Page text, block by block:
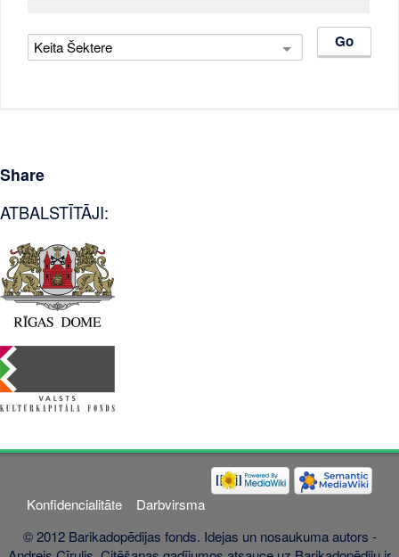
Share
ATBALSTĪTĀJI:
Konfidencialitāte
Darbvirsma
© 2012 Barikadopēdijas fonds. Idejas un nosaukuma autors -